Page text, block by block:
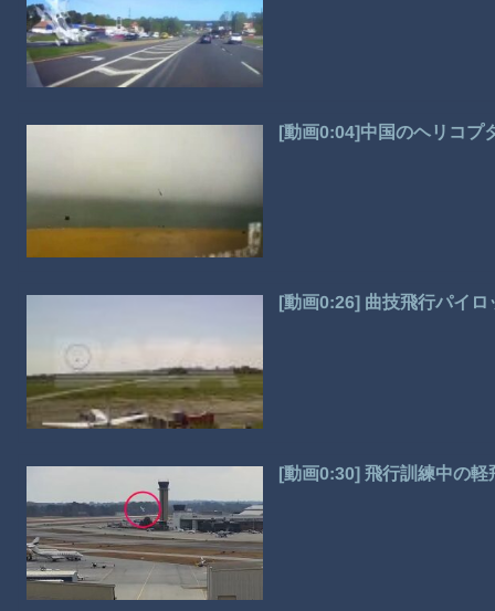
[動画0:04]中国のヘリコプ
[動画0:26] 曲技飛行パイ
[動画0:30] 飛行訓練中の軽